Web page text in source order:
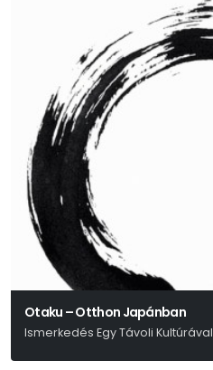
Otaku – Otthon Japánban
Ismerkedés Egy Távoli Kultúrával